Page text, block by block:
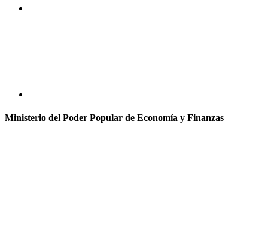
Ministerio del Poder Popular de Economía y Finanzas